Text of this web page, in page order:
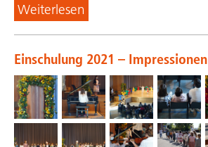
Weiterlesen
Einschulung 2021 – Impressionen